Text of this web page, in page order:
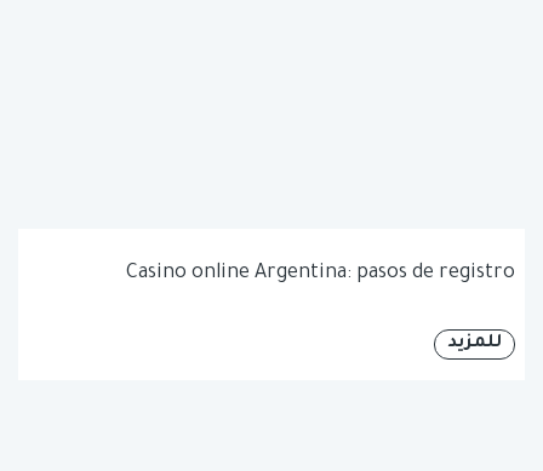
Casino online Argentina: pasos de registro
للمزيد